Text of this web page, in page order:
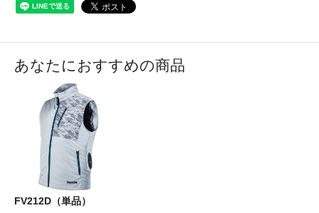
あなたにおすすめの商品
FV212D（単品）